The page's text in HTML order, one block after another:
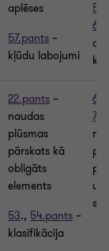
aplēses
57.pants –
kļūdu labojumi
55.
22.pants –
naudas
plūsmas
pārskats kā
obligāts
elements
53., 54.pants –
klasifikācija
61.